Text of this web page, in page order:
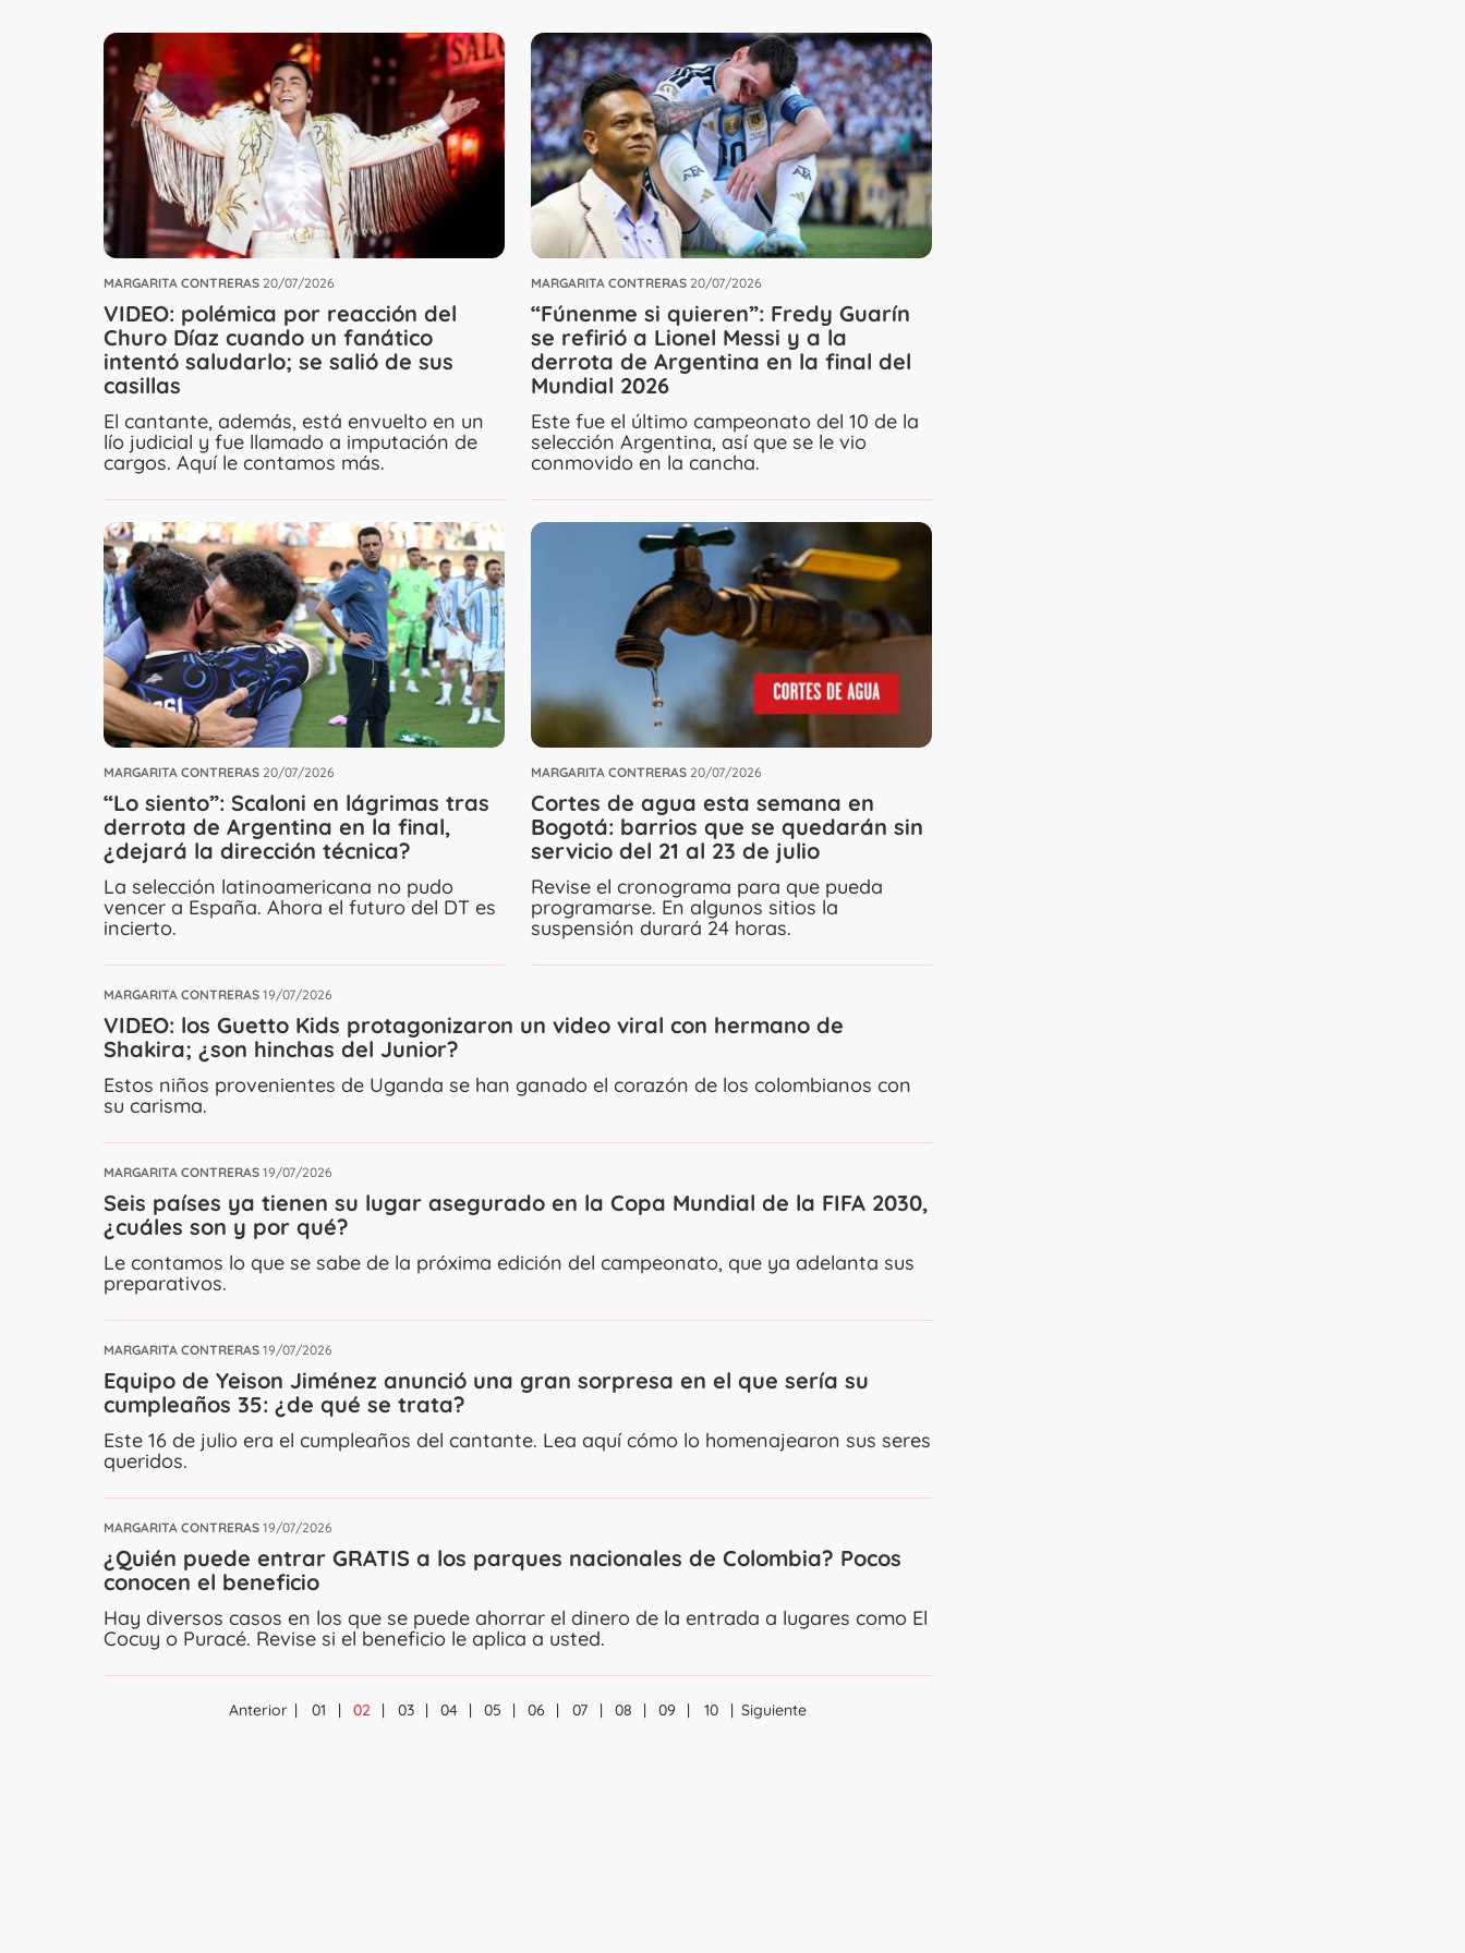
MARGARITA CONTRERAS 20/07/2026
VIDEO: polémica por reacción del
Churo Díaz cuando un fanático
intentó saludarlo; se salió de sus
casillas
El cantante, además, está envuelto en un
lío judicial y fue llamado a imputación de
cargos. Aquí le contamos más.
MARGARITA CONTRERAS 20/07/2026
“Fúnenme si quieren”: Fredy Guarín
se refirió a Lionel Messi y a la
derrota de Argentina en la final del
Mundial 2026
Este fue el último campeonato del 10 de la
selección Argentina, así que se le vio
conmovido en la cancha.
MARGARITA CONTRERAS 20/07/2026
“Lo siento”: Scaloni en lágrimas tras
derrota de Argentina en la final,
¿dejará la dirección técnica?
La selección latinoamericana no pudo
vencer a España. Ahora el futuro del DT es
incierto.
MARGARITA CONTRERAS 20/07/2026
Cortes de agua esta semana en
Bogotá: barrios que se quedarán sin
servicio del 21 al 23 de julio
Revise el cronograma para que pueda
programarse. En algunos sitios la
suspensión durará 24 horas.
MARGARITA CONTRERAS 19/07/2026
VIDEO: los Guetto Kids protagonizaron un video viral con hermano de
Shakira; ¿son hinchas del Junior?
Estos niños provenientes de Uganda se han ganado el corazón de los colombianos con
su carisma.
MARGARITA CONTRERAS 19/07/2026
Seis países ya tienen su lugar asegurado en la Copa Mundial de la FIFA 2030,
¿cuáles son y por qué?
Le contamos lo que se sabe de la próxima edición del campeonato, que ya adelanta sus
preparativos.
MARGARITA CONTRERAS 19/07/2026
Equipo de Yeison Jiménez anunció una gran sorpresa en el que sería su
cumpleaños 35: ¿de qué se trata?
Este 16 de julio era el cumpleaños del cantante. Lea aquí cómo lo homenajearon sus seres
queridos.
MARGARITA CONTRERAS 19/07/2026
¿Quién puede entrar GRATIS a los parques nacionales de Colombia? Pocos
conocen el beneficio
Hay diversos casos en los que se puede ahorrar el dinero de la entrada a lugares como El
Cocuy o Puracé. Revise si el beneficio le aplica a usted.
Anterior 01 02 03 04 05 06 07 08 09 10 Siguiente